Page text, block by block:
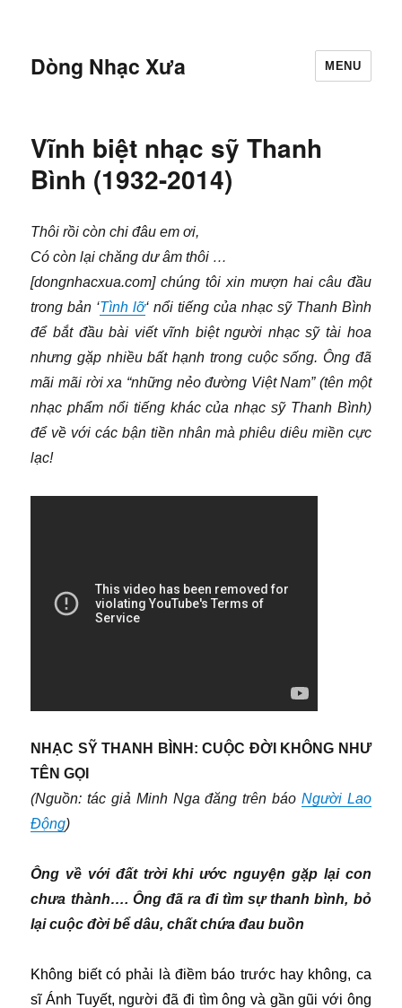
Dòng Nhạc Xưa MENU
Vĩnh biệt nhạc sỹ Thanh
Bình (1932-2014)
Thôi rồi còn chi đâu em ơi,
Có còn lại chăng dư âm thôi …
[dongnhacxua.com] chúng tôi xin mượn hai câu đầu
trong bản ‘Tình lỡ‘ nổi tiếng của nhạc sỹ Thanh Bình
để bắt đầu bài viết vĩnh biệt người nhạc sỹ tài hoa
nhưng gặp nhiều bất hạnh trong cuộc sống. Ông đã
mãi mãi rời xa “những nẻo đường Việt Nam” (tên một
nhạc phẩm nổi tiếng khác của nhạc sỹ Thanh Bình)
để về với các bận tiền nhân mà phiêu diêu miền cực
lạc!
NHẠC SỸ THANH BÌNH: CUỘC ĐỜI KHÔNG NHƯ
TÊN GỌI
(Nguồn: tác giả Minh Nga đăng trên báo Người Lao
Động)
Ông về với đất trời khi ước nguyện gặp lại con
chưa thành…. Ông đã ra đi tìm sự thanh bình, bỏ
lại cuộc đời bể dâu, chất chứa đau buồn
Không biết có phải là điềm báo trước hay không, ca
sĩ Ánh Tuyết, người đã đi tìm ông và gần gũi với ông